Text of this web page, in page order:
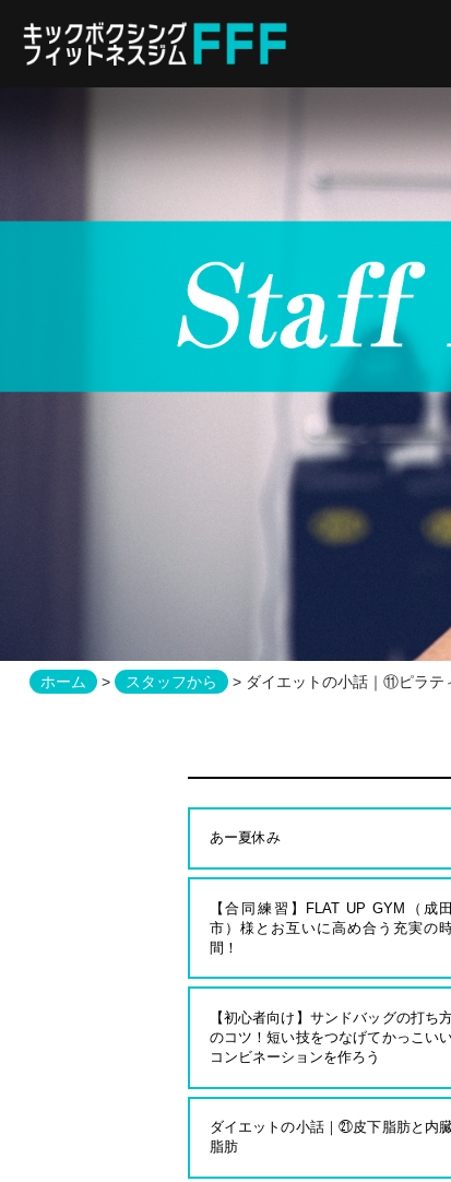
ホーム > スタッフから > ダイエットの小話｜⑪ピラテ
あー夏休み
【合同練習】FLAT UP GYM（成田
市）様とお互いに高め合う充実の
間！
【初心者向け】サンドバッグの打ち
のコツ！短い技をつなげてかっこい
コンビネーションを作ろう
ダイエットの小話｜㉑皮下脂肪と内
脂肪